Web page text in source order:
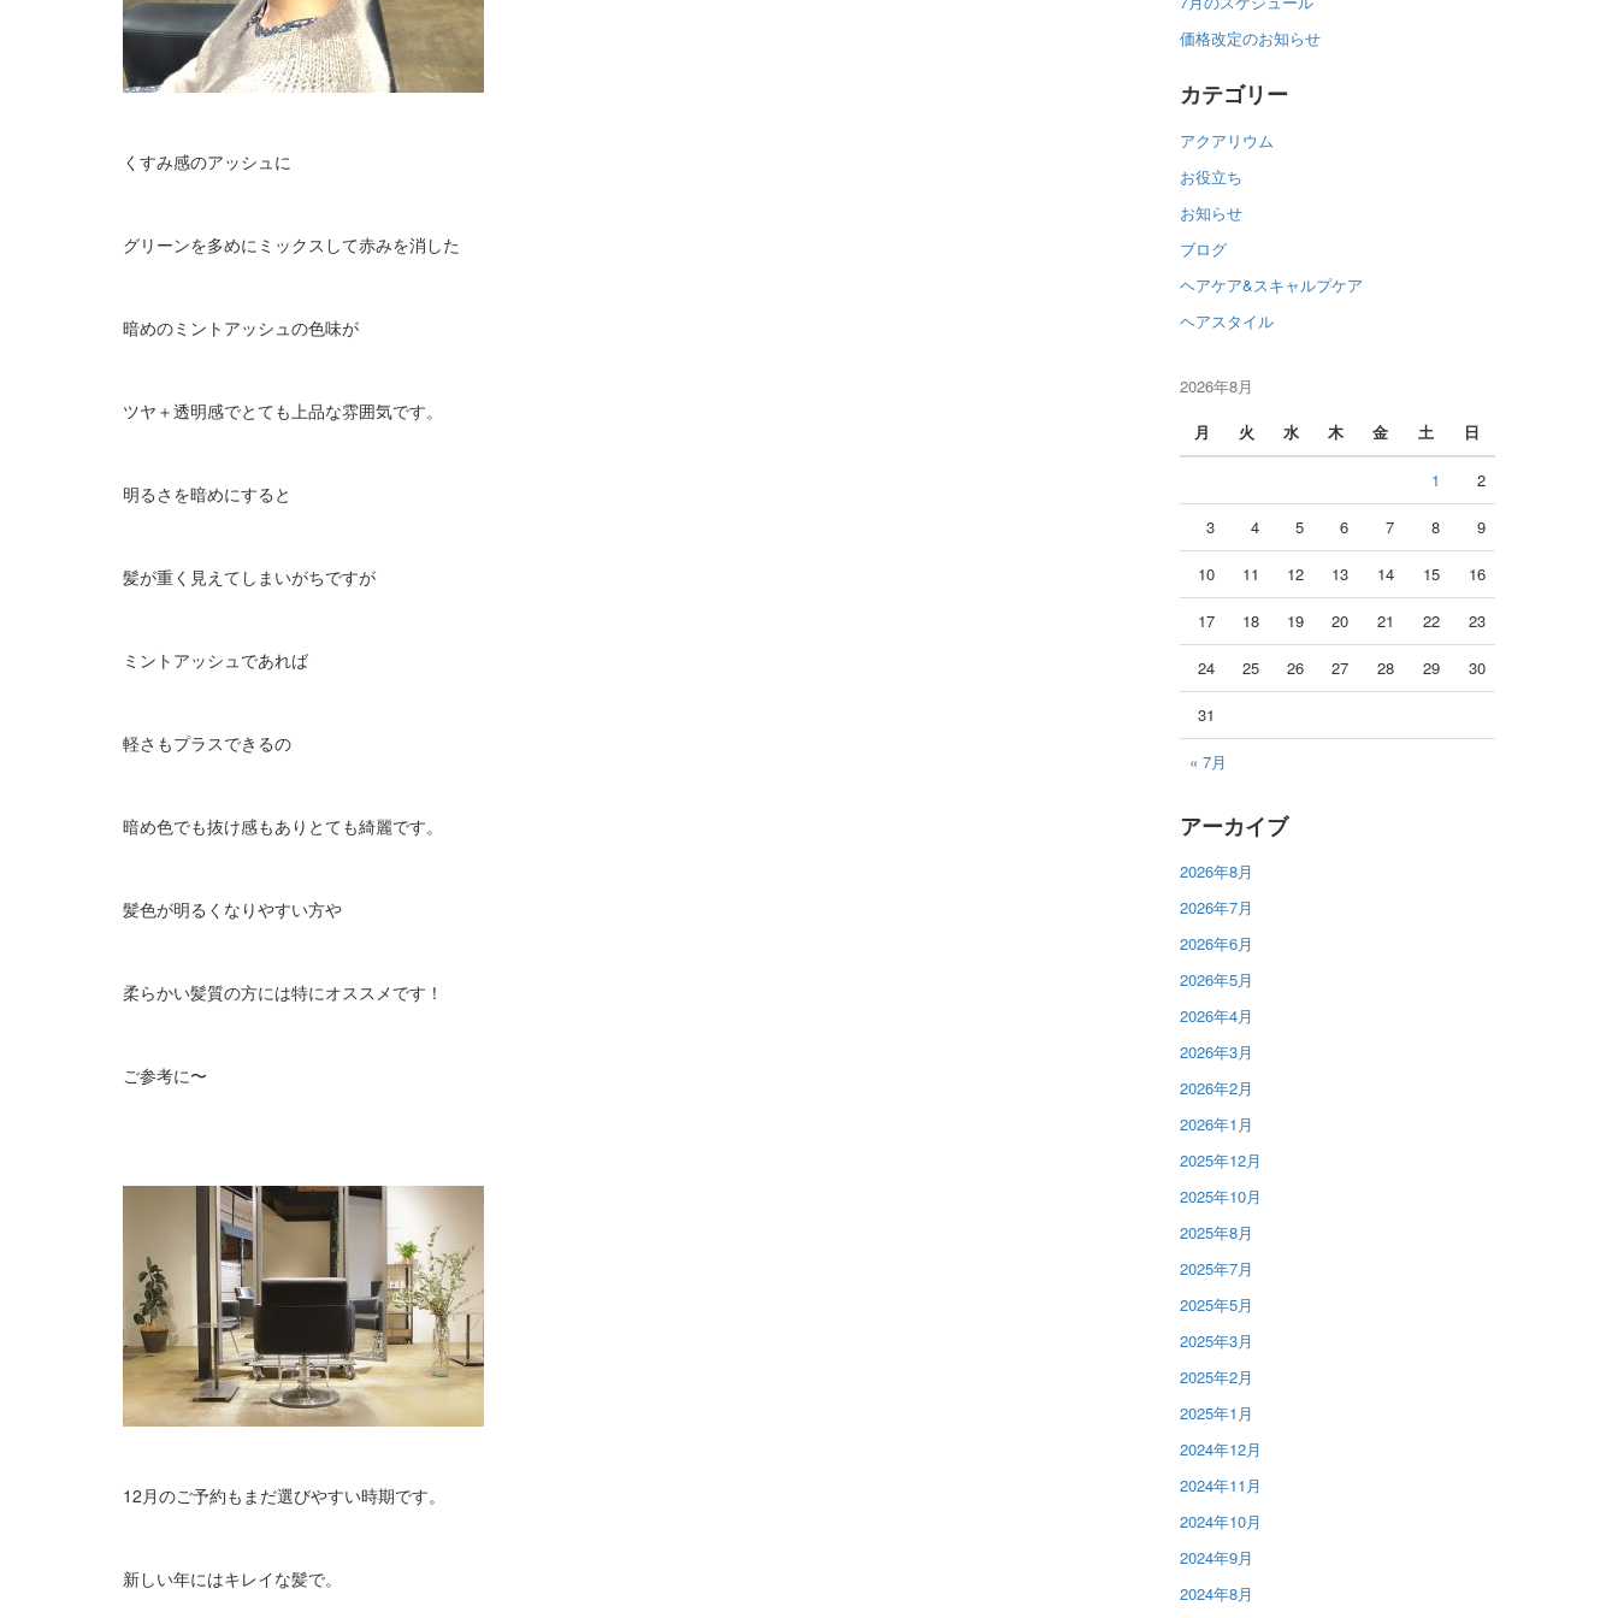
くすみ感のアッシュに
グリーンを多めにミックスして赤みを消した
暗めのミントアッシュの色味が
ツヤ＋透明感でとても上品な雰囲気です。
明るさを暗めにすると
髪が重く見えてしまいがちですが
ミントアッシュであれば
軽さもプラスできるの
暗め色でも抜け感もありとても綺麗です。
髪色が明るくなりやすい方や
柔らかい髪質の方には特にオススメです！
ご参考に〜
12月のご予約もまだ選びやすい時期です。
新しい年にはキレイな髪で。
価格改定のお知らせ
カテゴリー
アクアリウム
お役立ち
お知らせ
ブログ
ヘアケア&スキャルプケア
ヘアスタイル
2026年8月
月
火 水 木 金 土 日
« 7月
1 2
3 4 5 6 7 8 9
10 11 12 13 14 15 16
17 18 19 20 21 22 23
24 25 26 27 28 29 30
31
アーカイブ
2026年8月
2026年7月
2026年6月
2026年5月
2026年4月
2026年3月
2026年2月
2026年1月
2025年12月
2025年10月
2025年8月
2025年7月
2025年5月
2025年3月
2025年2月
2025年1月
2024年12月
2024年11月
2024年10月
2024年9月
2024年8月